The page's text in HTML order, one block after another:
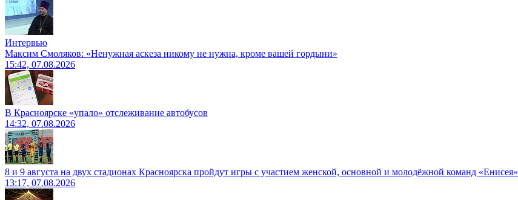
Интервью
Максим Смоляков: «Ненужная аскеза никому не нужна, кроме вашей гордыни»
15:42, 07.08.2026
В Красноярске «упало» отслеживание автобусов
14:32, 07.08.2026
8 и 9 августа на двух стадионах Красноярска пройдут игры с участием женской, основной и молодёжной команд «Енисея»
13:17, 07.08.2026